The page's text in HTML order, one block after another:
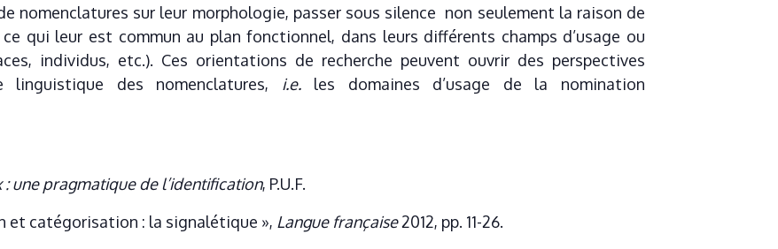
nomenclatures sur leur morphologie, passer sous silence non seulement la raison de
qui leur est commun au plan fonctionnel, dans leurs différents champs d’usage ou
individus, etc.). Ces orientations de recherche peuvent ouvrir des perspectives
linguistique des nomenclatures, i.e.les domaines d’usage de la nomination
une pragmatique de l’identification, P.U.F.
et catégorisation : la signalétique », Langue française2012, pp. 11-26.